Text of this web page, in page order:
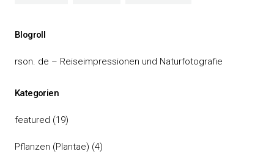
Blogroll
rson. de – Reiseimpressionen und Naturfotografie
Kategorien
featured (19)
Pflanzen (Plantae) (4)